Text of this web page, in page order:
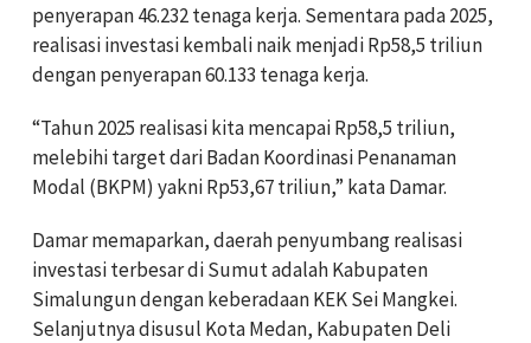
penyerapan 46.232 tenaga kerja. Sementara pada 2025,
realisasi investasi kembali naik menjadi Rp58,5 triliun
dengan penyerapan 60.133 tenaga kerja.
“Tahun 2025 realisasi kita mencapai Rp58,5 triliun,
melebihi target dari Badan Koordinasi Penanaman
Modal (BKPM) yakni Rp53,67 triliun,” kata Damar.
Damar memaparkan, daerah penyumbang realisasi
investasi terbesar di Sumut adalah Kabupaten
Simalungun dengan keberadaan KEK Sei Mangkei.
Selanjutnya disusul Kota Medan, Kabupaten Deli